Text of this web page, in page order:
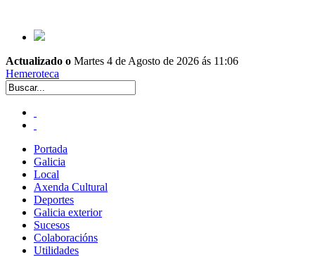
Actualizado o Martes 4 de Agosto de 2026 ás 11:06
Hemeroteca
Portada
Galicia
Local
Axenda Cultural
Deportes
Galicia exterior
Sucesos
Colaboracións
Utilidades